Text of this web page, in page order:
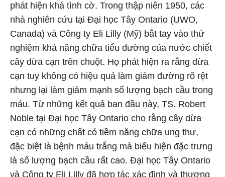
phát hiện khá tình cờ. Trong thập niên 1950, các
nhà nghiên cứu tại Đại học Tây Ontario (UWO,
Canada) và Công ty Eli Lilly (Mỹ) bắt tay vào thử
nghiệm khả năng chữa tiểu đường của nước chiết
cây dừa cạn trên chuột. Họ phát hiện ra rằng dừa
cạn tuy không có hiệu quả làm giảm đường rõ rệt
nhưng lại làm giảm mạnh số lượng bạch cầu trong
máu. Từ những kết quả ban đầu này, TS. Robert
Noble tại Đại học Tây Ontario cho rằng cây dừa
cạn có những chất có tiềm năng chữa ung thư,
đặc biệt là bệnh máu trắng mà biểu hiện đặc trưng
là số lượng bạch cầu rất cao. Đại học Tây Ontario
và Công ty Eli Lilly đã hợp tác xác định và thương